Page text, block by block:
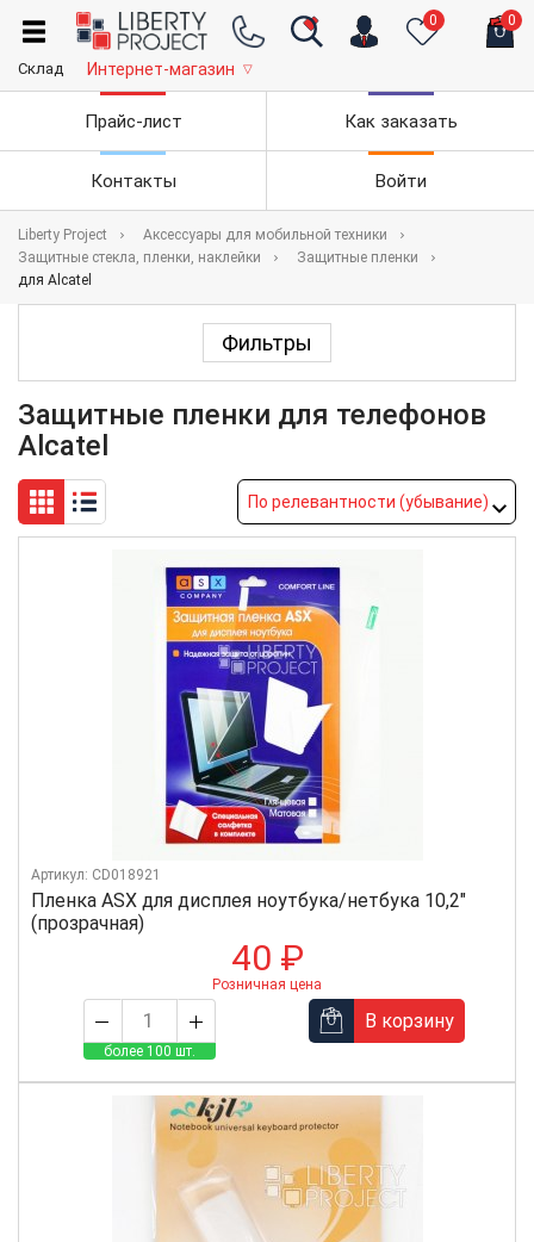
0 0
Склад Интернет-магазин ▽
Прайс-лист Как заказать
Контакты Войти
Liberty Project
Аксессуары для мобильной техники
Защитные стекла, пленки, наклейки
Защитные пленки
для Alcatel
Фильтры
Защитные пленки для телефонов
Alcatel
По релевантности (убывание)
Пленка ASX для дисплея ноутбука/нетбука 10,2"
(прозрачная)
Артикул: CD018921
40 ₽
Розничная цена
более 100 шт.
В корзину